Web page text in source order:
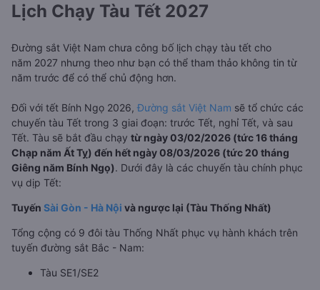
Lịch Chạy Tàu Tết 2027
Đường sắt Việt Nam chưa công bố lịch chạy tàu tết cho
năm 2027 nhưng theo như bạn có thể tham thảo không tin từ
năm trước để có thể chủ động hơn.
Đối với tết Bính Ngọ 2026, Đường sắt Việt Nam sẽ tổ chức các
chuyến tàu Tết trong 3 giai đoạn: trước Tết, nghỉ Tết, và sau
Tết. Tàu sẽ bắt đầu chạy từ ngày 03/02/2026 (tức 16 tháng
Chạp năm Ất Tỵ) đến hết ngày 08/03/2026 (tức 20 tháng
Giêng năm Bính Ngọ). Dưới đây là các chuyến tàu chính phục
vụ dịp Tết:
Tuyến Sài Gòn - Hà Nội và ngược lại (Tàu Thống Nhất)
Tổng cộng có 9 đôi tàu Thống Nhất phục vụ hành khách trên
tuyến đường sắt Bắc - Nam:
Tàu SE1/SE2